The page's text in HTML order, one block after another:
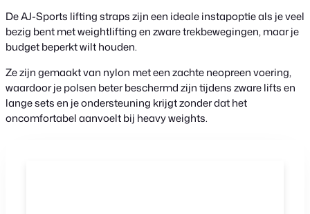
De AJ-Sports lifting straps zijn een ideale instapoptie als je veel
bezig bent met weightlifting en zware trekbewegingen, maar je
budget beperkt wilt houden.
Ze zijn gemaakt van nylon met een zachte neopreen voering,
waardoor je polsen beter beschermd zijn tijdens zware lifts en
lange sets en je ondersteuning krijgt zonder dat het
oncomfortabel aanvoelt bij heavy weights.